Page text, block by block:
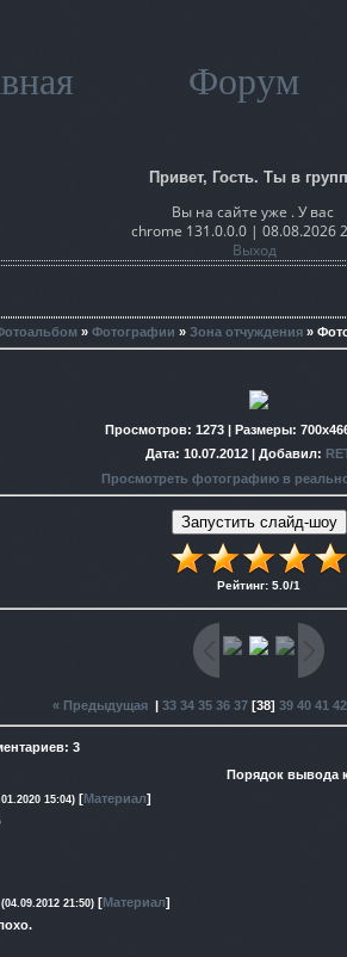
Форум
Привет, Гость. Ты в
Вы на сайте уже . У вас
chrome 131.0.0.0 | 08.08.2026
Выход
» Фотографии » Зона отчуждения »
Просмотров: 1273 | Размеры:
Дата: 10.07.2012 | Добавил:
Просмотреть фотографию в
Рейтинг: 5.0/1
« Предыдущая| 33 34 35 36 37[38] 39 40 41 42
: 3
Порядок вывода
15:04) [Материал]
(04.09.2012 21:50) [Материал]